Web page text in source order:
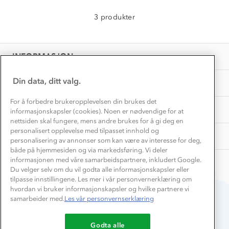
3 produkter
INFORMASJON
Presse
OM OSS
Samarbeide med oss?
TIPS OG RÅD
Store størrelser
Turmat oppskrifter
Beredskap
AKTIVITETER
Få turinspirasjon og tips her⛰
Overnatte utendørs⛺
Leirskole 🥾
Barnehageansatt
Tips til hyttetur
Du betaler enkelt med
Din data, ditt valg.
For å forbedre brukeropplevelsen din brukes det
informasjonskapsler (cookies). Noen er nødvendige for at
nettsiden skal fungere, mens andre brukes for å gi deg en
personalisert opplevelse med tilpasset innhold og
personalisering av annonser som kan være av interesse for deg,
både på hjemmesiden og via markedsføring. Vi deler
informasjonen med våre samarbeidspartnere, inkludert Google.
Du velger selv om du vil godta alle informasjonskapsler eller
tilpasse innstillingene. Les mer i vår personvernerklæring om
hvordan vi bruker informasjonskapsler og hvilke partnere vi
samarbeider med.Les vår personvernserklæring
Godta alle